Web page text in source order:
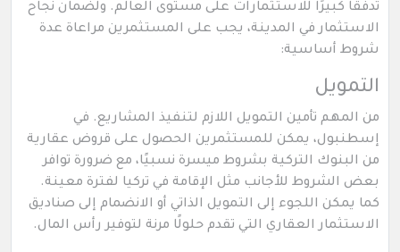
تدفقًا كبيرًا للاستثمارات على مستوى العالم. ولضمان نجاح
الاستثمار في المدينة، يجب على المستثمرين مراعاة عدة
شروط أساسية:
التمويل
من المهم تأمين التمويل اللازم لتنفيذ المشاريع. في
إسطنبول، يمكن للمستثمرين الحصول على قروض عقارية
من البنوك التركية بشروط ميسرة نسبيًا، مع ضرورة توافر
بعض الشروط للأجانب مثل الإقامة في تركيا لفترة معينة.
كما يمكن اللجوء إلى التمويل الذاتي أو الانضمام إلى صناديق
الاستثمار العقاري التي تقدم حلولًا مرنة لتوفير رأس المال.